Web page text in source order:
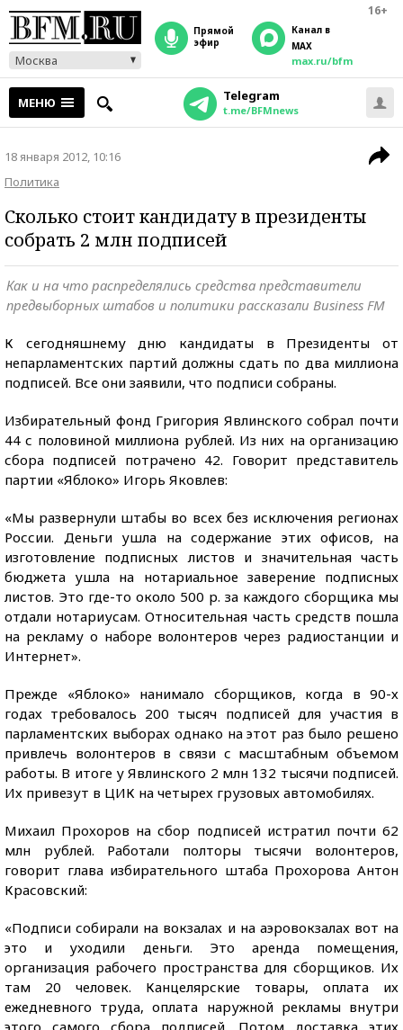
16+
Москва
прямой
эфир
Канал в
MAX
max.ru/bfm
МЕНЮ Telegram
t.me/BFMnews
18 января 2012, 10:16
Политика
Сколько стоит кандидату в президенты
собрать 2 млн подписей
Как и на что распределялись средства представители
предвыборных штабов и политики рассказали Business FM
К сегодняшнему дню кандидаты в Президенты от
непарламентских партий должны сдать по два миллиона
подписей. Все они заявили, что подписи собраны.
Избирательный фонд Григория Явлинского собрал почти
44 с половиной миллиона рублей. Из них на организацию
сбора подписей потрачено 42. Говорит представитель
партии «Яблоко» Игорь Яковлев:
«Мы развернули штабы во всех без исключения регионах
России. Деньги ушла на содержание этих офисов, на
изготовление подписных листов и значительная часть
бюджета ушла на нотариальное заверение подписных
листов. Это где-то около 500 р. за каждого сборщика мы
отдали нотариусам. Относительная часть средств пошла
на рекламу о наборе волонтеров через радиостанции и
Интернет».
Прежде «Яблоко» нанимало сборщиков, когда в 90-х
годах требовалось 200 тысяч подписей для участия в
парламентских выборах однако на этот раз было решено
привлечь волонтеров в связи с масштабным объемом
работы. В итоге у Явлинского 2 млн 132 тысячи подписей.
Их привезут в ЦИК на четырех грузовых автомобилях.
Михаил Прохоров на сбор подписей истратил почти 62
млн рублей. Работали полторы тысячи волонтеров,
говорит глава избирательного штаба Прохорова Антон
Красовский:
«Подписи собирали на вокзалах и на аэровокзалах вот на
это и уходили деньги. Это аренда помещения,
организация рабочего пространства для сборщиков. Их
там 20 человек. Канцелярские товары, оплата их
ежедневного труда, оплата наружной рекламы внутри
этого самого сбора подписей. Потом доставка этих